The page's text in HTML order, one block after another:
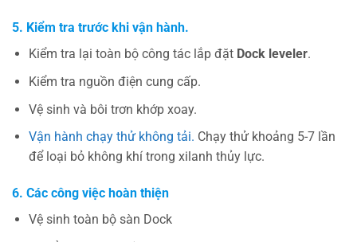
5. Kiểm tra trước khi vận hành.
Kiểm tra lại toàn bộ công tác lắp đặt Dock leveler.
Kiểm tra nguồn điện cung cấp.
Vệ sinh và bôi trơn khớp xoay.
Vận hành chạy thử không tải. Chạy thử khoảng 5-7 lần
để loại bỏ không khí trong xilanh thủy lực.
6. Các công việc hoàn thiện
Vệ sinh toàn bộ sàn Dock